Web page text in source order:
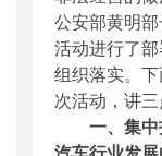
公安部黄明
活动进行了
组织落实。
次活动，讲三
一、集